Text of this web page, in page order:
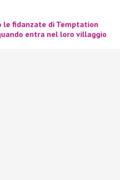
le fidanzate di Temptation
entra nel loro villaggio